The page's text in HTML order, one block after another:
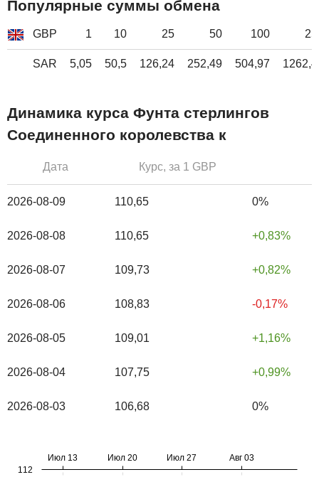
Популярные суммы обмена
GBP 1 10 25 50 100
SAR 5,05 50,5 126,24 252,49 504,97
Динамика курса Фунта стерлингов
Соединенного королевства к
Дата Курс, за 1 GBP
2026-08-09 110,65 0%
2026-08-08 110,65 0,83%
2026-08-07 109,73 0,82%
2026-08-06 108,83 -0,17%
2026-08-05 109,01 1,16%
2026-08-04 107,75 0,99%
2026-08-03 106,68 0%
Июл 13 Июл 20 Июл 27 Авг 03
112